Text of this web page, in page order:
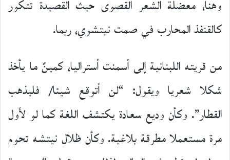
وهنا، معضلة الشعر القصوى حيث القصيدة تتكور
كالقنفذ المحارب في صمت نيتشوي، ربما.
من قريته اللبنانية إلى أسمنت أستراليا، كمينٌ ما يأخذ
شكلا شعريا ويقول: “لن أتوقع شيئا/ فليذهب
القطار”. وكأن وديع سعادة يكتشف اللغة كما لو لأول
مرة مستعملا مطرقة بلاغية. وكأن ظلال نيتشه تحوم